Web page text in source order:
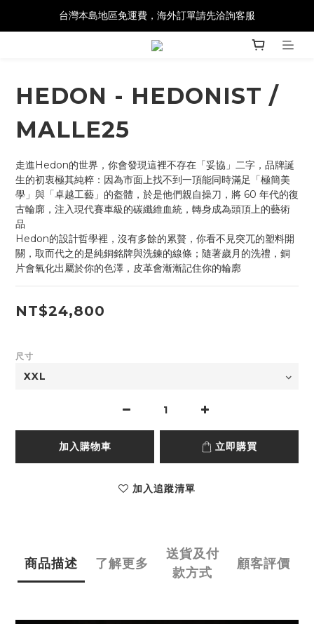
台灣本島地區免運費，海外訂單請先洽詢客服
HEDON - HEDONIST /
MALLE25
走進Hedon的世界，你會發現這裡不存在「妥協」二字，品牌誕
生的初衷極其純粹：因為市面上找不到一頂能同時滿足「極簡美
學」與「卓越工藝」的盔體，於是他們親自操刀，將 60 年代的復
古輪廓，注入現代賽車級的碳纖維血統，轉身成為頭頂上的藝術
品
Hedon的設計哲學裡，沒有多餘的累贅，你看不見突兀的塑料開
關，取而代之的是純銅銘牌與洗鍊的線條；隨著歲月的洗禮，銅
片會氧化出屬於你的色澤，皮革會漸漸記住你的輪廓
NT$24,800
尺寸
加入購物車 立即購買
加入追蹤清單
商品描述 了解更多
送貨及付
款方式
顧客評價